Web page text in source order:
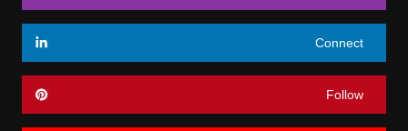
Connect
Follow